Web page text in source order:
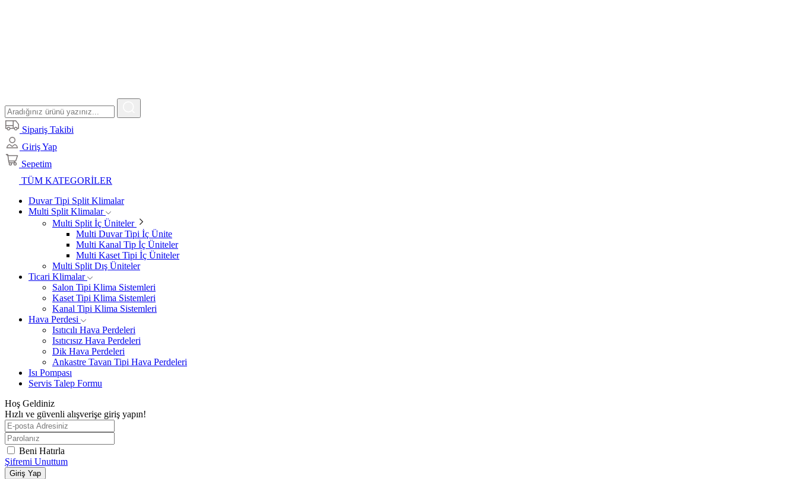
Sipariş Takibi
Giriş Yap
Sepetim
TÜM KATEGORİLER
Duvar Tipi Split Klimalar
Multi Split Klimalar
Multi Split İç Üniteler
Multi Duvar Tipi İç Ünite
Multi Kanal Tip İç Üniteler
Multi Kaset Tipi İç Üniteler
Multi Split Dış Üniteler
Ticari Klimalar
Salon Tipi Klima Sistemleri
Kaset Tipi Klima Sistemleri
Kanal Tipi Klima Sistemleri
Hava Perdesi
Isıtıcılı Hava Perdeleri
Isıtıcısız Hava Perdeleri
Dik Hava Perdeleri
Ankastre Tavan Tipi Hava Perdeleri
Isı Pompası
Servis Talep Formu
Hoş Geldiniz
Hızlı ve güvenli alışverişe giriş yapın!
Beni Hatırla
Şifremi Unuttum
Giriş Yap